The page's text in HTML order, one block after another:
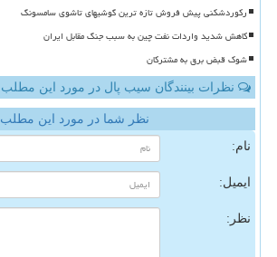
رکوردشکنی پیش فروش تازه ترین گوشیهای تاشوی سامسونگ
کاهش شدید واردات نفت چین به سبب جنگ مقابل ایران
شوک قبض برق به مشترکان
نظرات بینندگان سیب پال در مورد این مطلب
نظر شما در مورد این مطلب
نام:
ایمیل:
نظر: